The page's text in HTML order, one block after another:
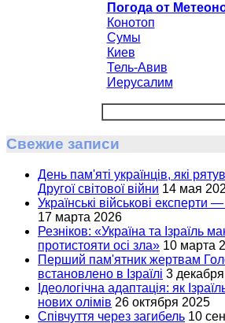
Погода от
Конотоп
Сумы
Киев
Тель-Авив
Иерусалим
Свежие записи
День пам'яті українців, які
Другої світової війни 14 мая
Українські військові експерти
17 марта 2026
Резніков: «Україна та Ізраїль
протистояти осі зла» 10 марта
Перший пам'ятник жертвам
встановлено в Ізраїлі 3
Ідеологічна адаптація: як
нових олімів 26 октября 2025
Співчуття через загибель 10